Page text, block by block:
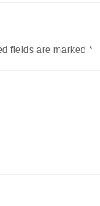
fields are marked *